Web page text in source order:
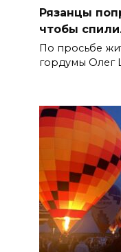
Рязанцы
чтобы
По просьбе
гордумы